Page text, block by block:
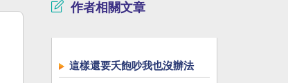
作者相關文章
這樣還要夭飽吵我也沒辦法